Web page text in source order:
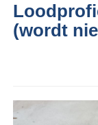
(wordt